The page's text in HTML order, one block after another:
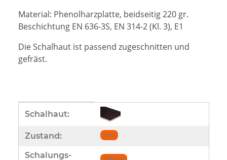
Material: Phenolharzplatte, beidseitig 220 gr.
Beschichtung EN 636-3S, EN 314-2 (Kl. 3), E1
Die Schalhaut ist passend zugeschnitten und
gefräst.
Produkteigenschaft
Wert
Schalhaut:
Zustand: neu
Schalungs-